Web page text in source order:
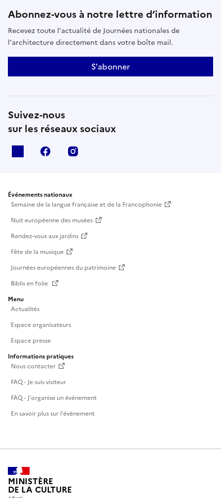
Abonnez-vous à notre lettre d’information
Recevez toute l'actualité de Journées nationales de
l'architecture directement dans votre boîte mail.
S'abonner
Suivez-nous
sur les réseaux sociaux
facebook
Événements nationaux
Semaine de la langue française et de la Francophonie
Nuit européenne des musées
Rendez-vous aux jardins
Fête de la musique
Journées européennes du patrimoine
Biblis en folie
Menu
Actualités
Espace organisateurs
Espace presse
Informations pratiques
Nous contacter
FAQ - Je suis visiteur
FAQ - J'organise un événement
En savoir plus sur l'événement
MINISTÈRE
DE LA CULTURE